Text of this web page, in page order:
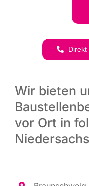
Wir bieten
vor Ort in